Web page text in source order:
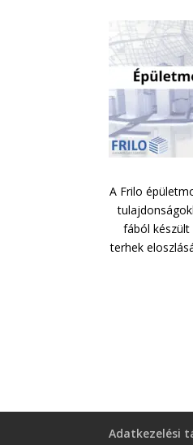
A Frilo
fából
terhek
Adatkezelési